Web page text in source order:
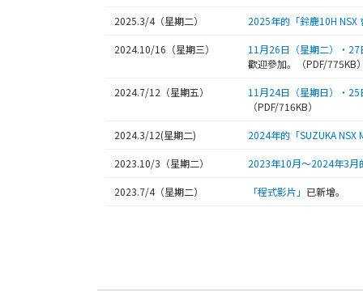
2025.3/4（星期二） 2025年的「鈴鹿10H NSX
2024.10/16（星期三）
11月26日（星期二）・27
歡迎參加。（PDF/775KB
2024.7/12（星期五）
11月24日（星期日）・
（PDF/716KB）
2024.3/12(星期二) 2024年的「SUZUKA NSX
2023.10/3（星期二） 2023年10月〜2024年3月
2023.7/4（星期二） 「程式影片」 已新增。